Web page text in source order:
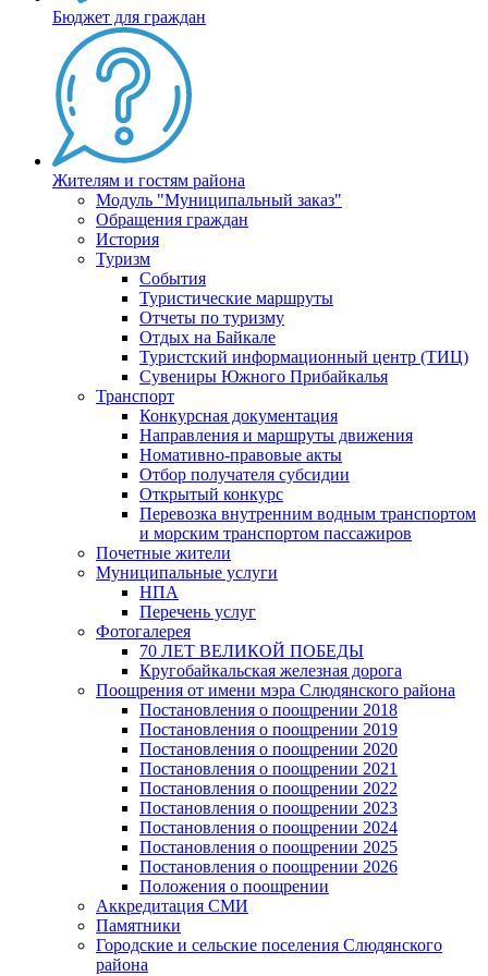
Бюджет для граждан
Жителям и гостям района
Модуль "Муниципальный заказ"
Обращения граждан
История
Туризм
События
Туристические маршруты
Отчеты по туризму
Отдых на Байкале
Туристский информационный центр (ТИЦ)
Сувениры Южного Прибайкалья
Транспорт
Конкурсная документация
Направления и маршруты движения
Номативно-правовые акты
Отбор получателя субсидии
Открытый конкурс
Перевозка внутренним водным транспортом
и морским транспортом пассажиров
Почетные жители
Муниципальные услуги
НПА
Перечень услуг
Фотогалерея
70 ЛЕТ ВЕЛИКОЙ ПОБЕДЫ
Кругобайкальская железная дорога
Поощрения от имени мэра Слюдянского района
Постановления о поощрении 2018
Постановления о поощрении 2019
Постановления о поощрении 2020
Постановления о поощрении 2021
Постановления о поощрении 2022
Постановления о поощрении 2023
Постановления о поощрении 2024
Постановления о поощрении 2025
Постановления о поощрении 2026
Положения о поощрении
Аккредитация СМИ
Памятники
Городские и сельские поселения Слюдянского
района